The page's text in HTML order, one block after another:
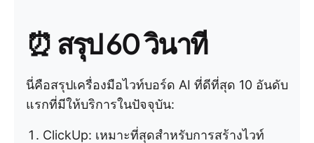
⏰ สรุป 60 วินาที
นี่คือสรุปเครื่องมือไวท์บอร์ด AI ที่ดีที่สุด 10 อันดับ
แรกที่มีให้บริการในปัจจุบัน:
ClickUp: เหมาะที่สุดสำหรับการสร้างไวท์